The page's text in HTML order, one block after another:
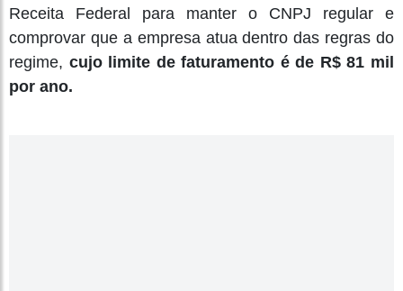
Receita Federal para manter o CNPJ regular e
comprovar que a empresa atua dentro das regras do
regime, cujo limite de faturamento é de R$ 81 mil
por ano.